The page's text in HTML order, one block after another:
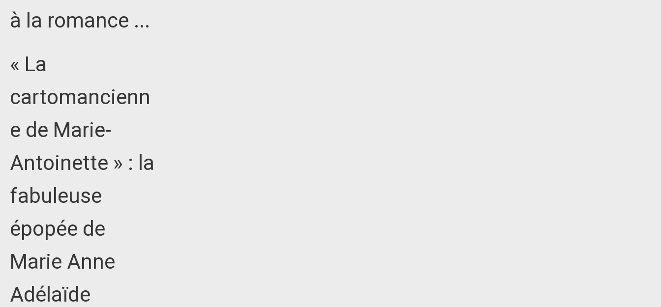
à la romance ...
« La
cartomancienn
e de Marie-
Antoinette » : la
fabuleuse
épopée de
Marie Anne
Adélaïde